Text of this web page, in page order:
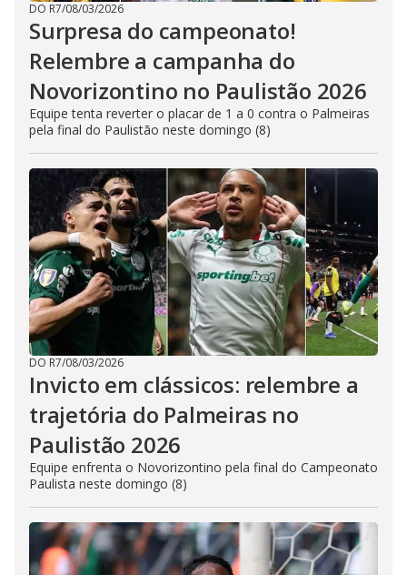
DO R7/08/03/2026
Surpresa do campeonato!
Relembre a campanha do
Novorizontino no Paulistão 2026
Equipe tenta reverter o placar de 1 a 0 contra o Palmeiras
pela final do Paulistão neste domingo (8)
DO R7/08/03/2026
Invicto em clássicos: relembre a
trajetória do Palmeiras no
Paulistão 2026
Equipe enfrenta o Novorizontino pela final do Campeonato
Paulista neste domingo (8)